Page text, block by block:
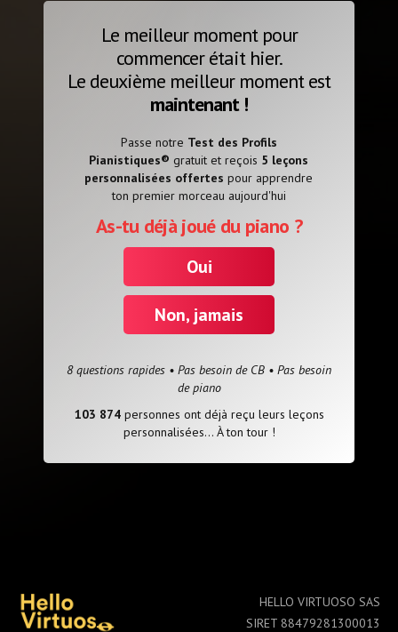
Le meilleur moment pour
commencer était hier.
Le deuxième meilleur moment est
maintenant !
Passe notre Test des Profils
Pianistiques® gratuit et reçois 5 leçons
personnalisées offertes pour apprendre
ton premier morceau aujourd'hui
As-tu déjà joué du piano ?
Oui
Non, jamais
8 questions rapides • Pas besoin de CB • Pas besoin
de piano
103 874 personnes ont déjà reçu leurs leçons
personnalisées... À ton tour !
HELLO VIRTUOSO SAS
SIRET 88479281300013